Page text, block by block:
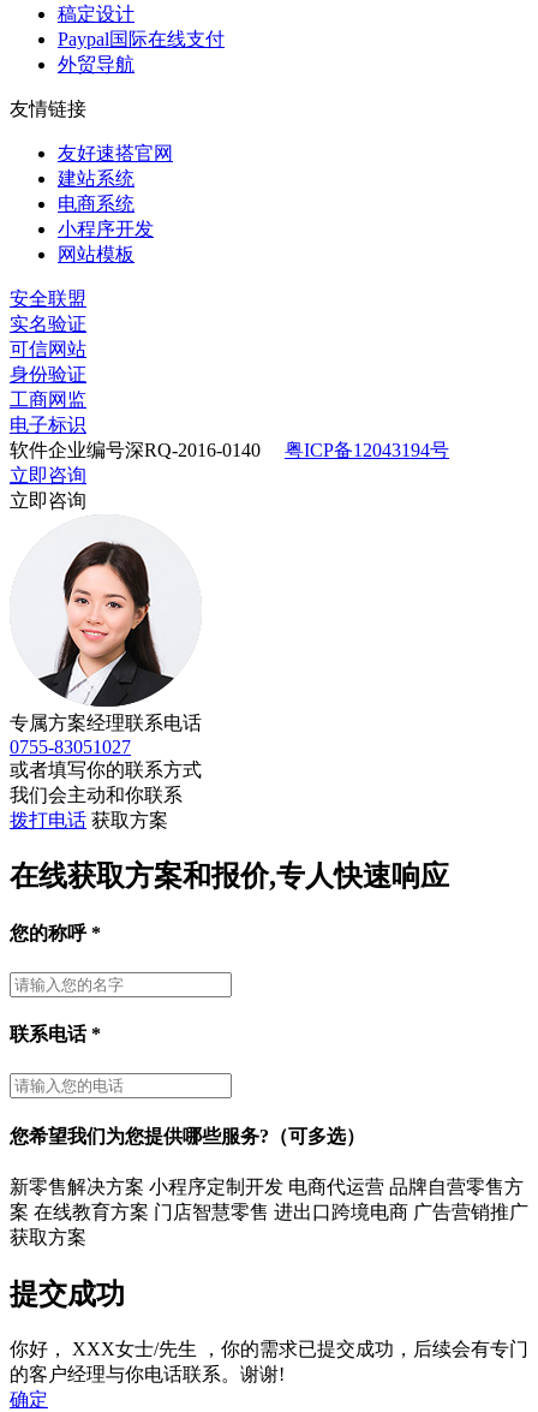
稿定设计
Paypal国际在线支付
外贸导航
友情链接
友好速搭官网
建站系统
电商系统
小程序开发
网站模板
安全联盟
实名验证
可信网站
身份验证
工商网监
电子标识
软件企业编号深RQ-2016-0140
粤ICP备12043194号
立即咨询
立即咨询
专属方案经理联系电话
0755-83051027
或者填写你的联系方式
我们会主动和你联系
拨打电话 获取方案
在线获取方案和报价,专人快速响应
您的称呼*
联系电话*
您希望我们为您提供哪些服务?（可多选）
新零售解决方案 小程序定制开发 电商代运营 品牌自营零售方
案 在线教育方案 门店智慧零售 进出口跨境电商 广告营销推广
获取方案
提交成功
你好， XXX女士/先生
，你的需求已提交成功，后续会有专门
的客户经理与你电话联系。谢谢!
确定